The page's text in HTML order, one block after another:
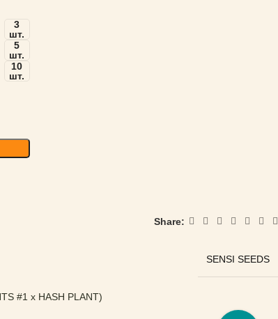
3
шт.
5
шт.
10
шт.
Share:
SENSI SEEDS
#1 x HASH PLANT)